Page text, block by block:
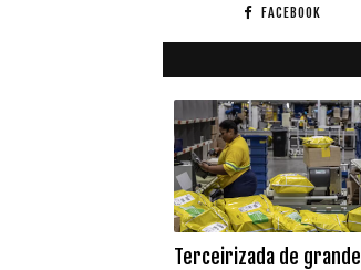
FACEBOOK
Terceirizada de grande